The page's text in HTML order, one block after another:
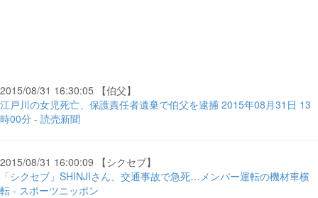
2015/08/31 16:30:05 【伯父】
江戸川の女児死亡、保護責任者遺棄で伯父を逮捕 2015年08月31日 13
時00分 - 読売新聞
2015/08/31 16:00:09 【シクセブ】
「シクセブ」SHINJIさん、交通事故で急死…メンバー運転の機材車横
転 - スポーツニッポン